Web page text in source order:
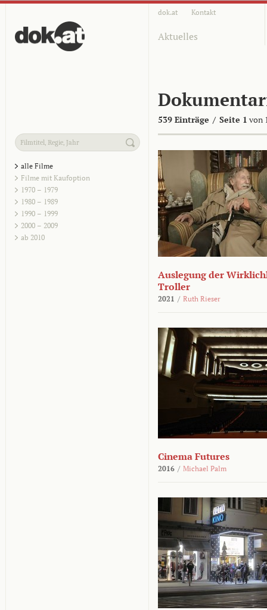
dok.at Kontakt
Aktuelles
539 Einträge / Seite 1 von
alle Filme
Filme mit Kaufoption
1970 – 1979
1980 – 1989
1990 – 1999
2000 – 2009
ab 2010
Auslegung der
Troller
2021 / Ruth Rieser
Cinema Futures
2016 / Michael Palm